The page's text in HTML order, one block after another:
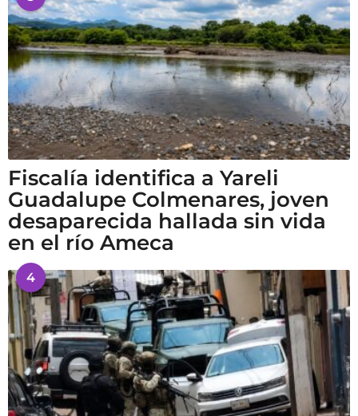
Fiscalía identifica a Yareli
Guadalupe Colmenares, joven
desaparecida hallada sin vida
en el río Ameca
4